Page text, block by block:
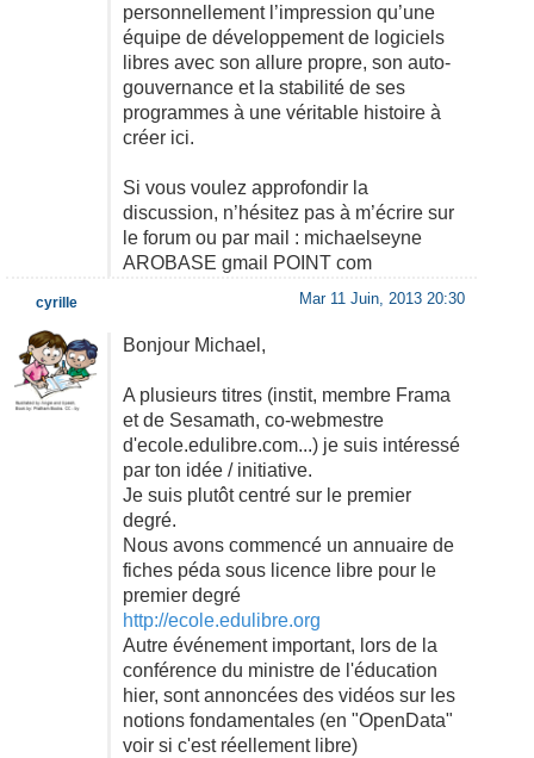
personnellement l’impression qu’une
équipe de développement de logiciels
libres avec son allure propre, son auto-
gouvernance et la stabilité de ses
programmes à une véritable histoire à
créer ici.
Si vous voulez approfondir la
discussion, n’hésitez pas à m’écrire sur
le forum ou par mail : michaelseyne
AROBASE gmail POINT com
Mar 11 Juin, 2013 20:30
Bonjour Michael,
A plusieurs titres (instit, membre Frama
et de Sesamath, co-webmestre
d'ecole.edulibre.com...) je suis intéressé
par ton idée / initiative.
Je suis plutôt centré sur le premier
degré.
Nous avons commencé un annuaire de
fiches péda sous licence libre pour le
premier degré
http://ecole.edulibre.org
Autre événement important, lors de la
conférence du ministre de l'éducation
hier, sont annoncées des vidéos sur les
notions fondamentales (en "OpenData"
voir si c'est réellement libre)
cyrille